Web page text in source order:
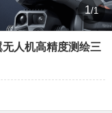
1/1
人机高精度测绘三